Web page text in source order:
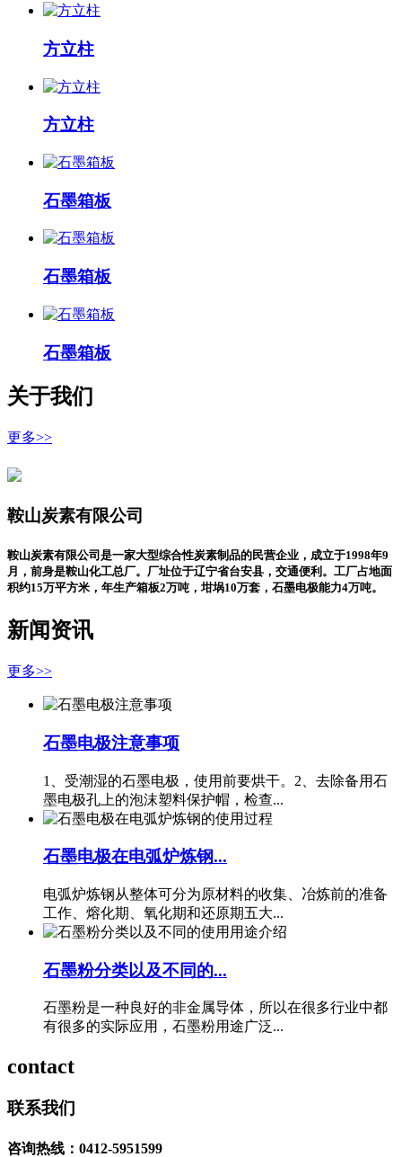
方立柱
方立柱
石墨箱板
石墨箱板
石墨箱板
关于我们
更多>>
鞍山炭素有限公司
鞍山炭素有限公司是一家大型综合性炭素制品的民营企业，成立于1998年9
月，前身是鞍山化工总厂。厂址位于辽宁省台安县，交通便利。工厂占地面
积约15万平方米，年生产箱板2万吨，坩埚10万套，石墨电极能力4万吨。
新闻资讯
更多>>
石墨电极注意事项
1、受潮湿的石墨电极，使用前要烘干。2、去除备用石
墨电极孔上的泡沫塑料保护帽，检查...
石墨电极在电弧炉炼钢...
电弧炉炼钢从整体可分为原材料的收集、冶炼前的准备
工作、熔化期、氧化期和还原期五大...
石墨粉分类以及不同的...
石墨粉是一种良好的非金属导体，所以在很多行业中都
有很多的实际应用，石墨粉用途广泛...
contact
联系我们
咨询热线：0412-5951599